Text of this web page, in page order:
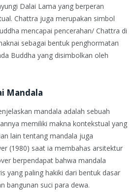
Dalai Lama yang berperan
Chattra juga merupakan simbol
mencapai pencerahan/ Chattra di
sebagai bentuk penghormatan
Buddha yang disimbolkan oleh
Mandala
mandala adalah sebuah
memiliki makna kontekstual yang
lain tentang mandala juga
(1980) saat ia membahas arsitektur
berpendapat bahwa mandala
yang paling hakiki dari bentuk dasar
bangunan suci para dewa.